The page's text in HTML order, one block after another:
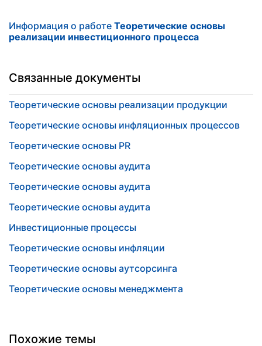
Информация о работе Теоретические основы
реализации инвестиционного процесса
Связанные документы
Теоретические основы реализации продукции
Теоретические основы инфляционных процессов
Теоретические основы PR
Теоретические основы аудита
Теоретические основы аудита
Теоретические основы аудита
Инвестиционные процессы
Теоретические основы инфляции
Теоретические основы аутсорсинга
Теоретические основы менеджмента
Похожие темы